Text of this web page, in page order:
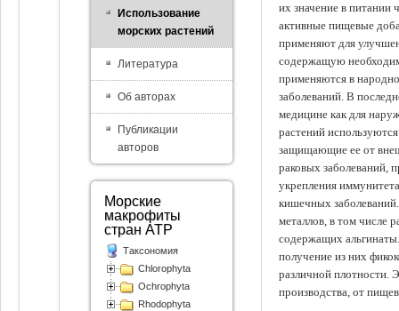
их значение в питании
активные пищевые
применяют для
содержащую
применяются в
заболеваний. В
медицине как для
растений
защищающие ее от
раковых заболеваний,
укрепления
кишечных
металлов, в том числе
содержащих
получение из них
различной плотности.
производства, от
Использование
морских растений
Литература
Об авторах
Публикации
авторов
Морские
макрофиты
стран АТР
Таксономия
Chlorophyta
Ochrophyta
Rhodophyta